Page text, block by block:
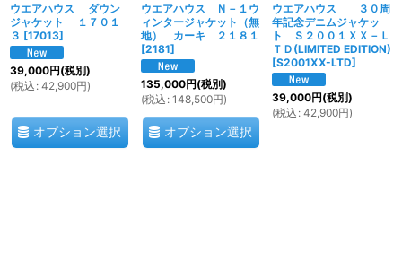
ウエアハウス ダウン
ジャケット １７０１
３ [17013]
39,000円(税別)
(税込 : 42,900円)
オプション選択
ウエアハウス Ｎ－１ウ
ィンタージャケット（無
地） カーキ ２１８１
[2181]
135,000円(税別)
(税込 : 148,500円)
オプション選択
ウエアハウス ３０周
年記念デニムジャケッ
ト Ｓ２００１ＸＸ－Ｌ
ＴＤ(LIMITED EDITION)
[S2001XX-LTD]
39,000円(税別)
(税込 : 42,900円)